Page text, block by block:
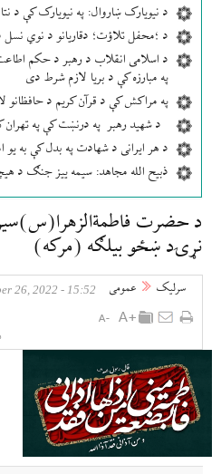
د نیویارک ښاروال: په نیویارک کې د
د ؛محفل تلاؤت؛ دقاریانو د نوي
د اسلامی انقلاب د رهبر د حکم
په مبارزه کې د بریا لازم شرط دی
په مراکش کې د قرآن کریم د حافظانو
د شهید رهبر په درنښت کې په
د هر ایرانی د شهادت په بدل کې به
ذبیح الله مجاهد: سیمه ییز جنګ د
د حضرت
نړۍد ښځو بیلګه (مرکه)
سرلیک عمومی 15:52 - December 26, 2022